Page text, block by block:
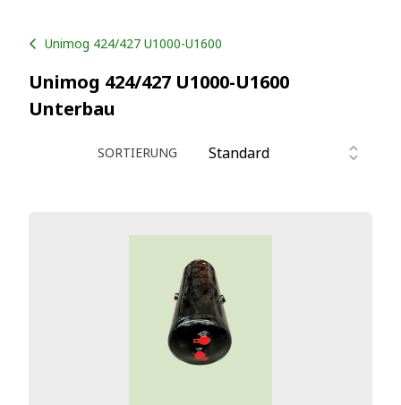
Unimog 424/427 U1000-U1600
Unimog 424/427 U1000-U1600
Unterbau
SORTIERUNG